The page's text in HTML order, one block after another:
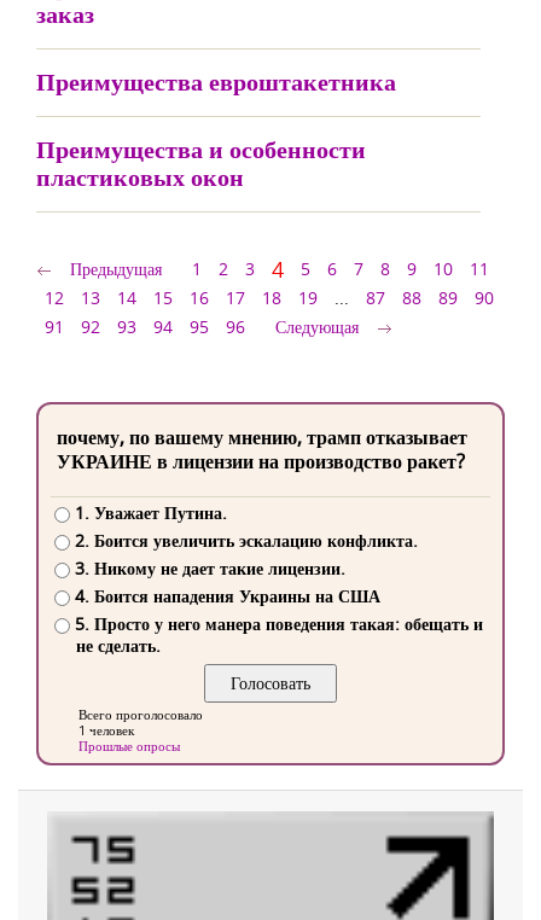
заказ
Преимущества евроштакетника
Преимущества и особенности
пластиковых окон
Предыдущая 1 2 3 4 5 6 7 8 9 10
11
12
13 14 15 16 17 18 19 ... 87 88 89
90
91
92 93 94 95 96 Следующая
почему, по вашему мнению, трамп отказывает
УКРАИНЕ в лицензии на производство ракет?
1. Уважает Путина.
2. Боится увеличить эскалацию конфликта.
3. Никому не дает такие лицензии.
4. Боится нападения Украины на США
5. Просто у него манера поведения такая: обещать и
не сделать.
Всего проголосовало
1 человек
Прошлые опросы